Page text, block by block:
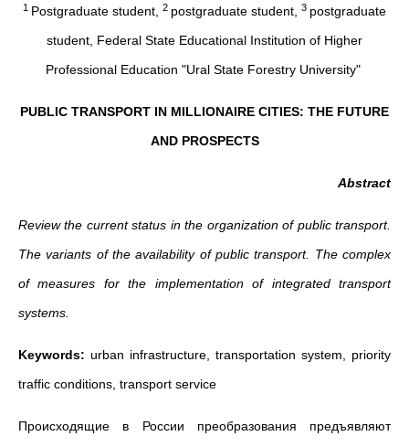
1 Postgraduate student, 2 postgraduate student, 3 postgraduate
student, Federal State Educational Institution of Higher
Professional Education "Ural State Forestry University"
PUBLIC TRANSPORT IN MILLIONAIRE CITIES: THE FUTURE
AND PROSPECTS
Abstract
Review the current status in the organization of public transport.
The variants of the availability of public transport. The complex
of measures for the implementation of integrated transport
systems.
Keywords: urban infrastructure, transportation system, priority
traffic conditions, transport service
Происходящие в России преобразования предъявляют